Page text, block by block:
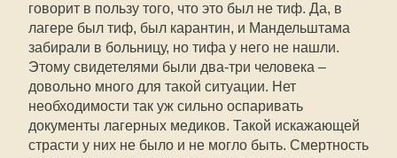
говорит в пользу того, что это был не тиф. Да, в
лагере был тиф, был карантин, и Мандельштама
забирали в больницу, но тифа у него не нашли.
Этому свидетелями были два-три человека –
довольно много для такой ситуации. Нет
необходимости так уж сильно оспаривать
документы лагерных медиков. Такой искажающей
страсти у них не было и не могло быть. Смертность